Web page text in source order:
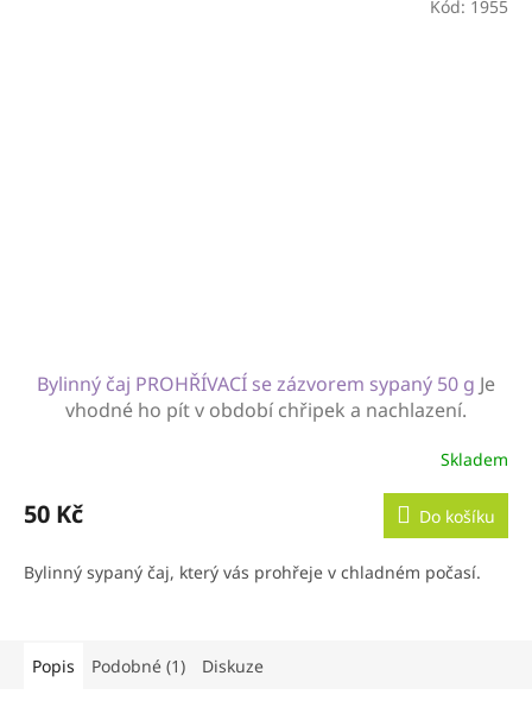
Bylinný čaj PROHŘÍVACÍ se zázvorem sypaný 50 g Je
vhodné ho pít v období chřipek a nachlazení.
Skladem
50 Kč Do košíku
Bylinný sypaný čaj, který vás prohřeje v chladném počasí.
Kód: 1955
Popis Podobné (1) Diskuze